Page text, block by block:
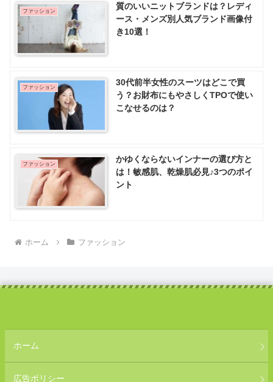
ファッション
質のいいニットブランドは？レディ
ース・メンズ別人気ブランド画像付
き10選！
ファッション
30代前半女性のスーツはどこで買
う？お財布にもやさしくTPOで使い
こなせるのは？
ファッション
かゆくならないインナーの選び方と
は！敏感肌、乾燥肌必見♪3つのポイ
ント
ホーム ファッション
ホーム
広告ポリシー